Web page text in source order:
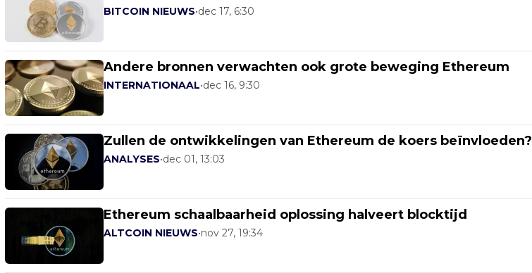
BITCOIN NIEUWS•dec 17, 6:30
Andere bronnen verwachten ook grote beweging Ethereum
INTERNATIONAAL•dec 16, 9:30
Zullen de ontwikkelingen van Ethereum de koers beïnvloeden?
ANALYSES•dec 01, 13:03
Ethereum schaalbaarheid oplossing halveert blocktijd
ALTCOIN NIEUWS•nov 27, 19:34